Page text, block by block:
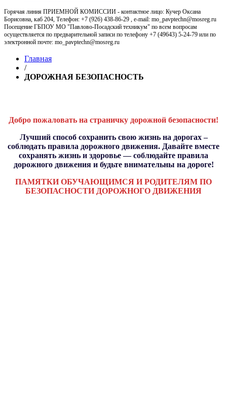
Горячая линия ПРИЕМНОЙ КОМИССИИ - контактное лицо: Кучер Оксана
Борисовна, каб 204, Телефон: +7 (926) 438-86-29 , e-mail: mo_pavptechn@mosreg.ru
Посещение ГБПОУ МО "Павлово-Посадский техникум" по всем вопросам
осуществляется по предварительной записи по телефону +7 (49643) 5-24-79 или по
электронной почте: mo_pavptechn@mosreg.ru
Главная
/
ДОРОЖНАЯ БЕЗОПАСНОСТЬ
Добро пожаловать на страничку дорожной безопасности!
Лучший способ сохранить свою жизнь на дорогах –
соблюдать правила дорожного движения. Давайте вместе
сохранять жизнь и здоровье — соблюдайте правила
дорожного движения и будьте внимательны на дороге!
ПАМЯТКИ ОБУЧАЮЩИМСЯ И РОДИТЕЛЯМ ПО
БЕЗОПАСНОСТИ ДОРОЖНОГО ДВИЖЕНИЯ